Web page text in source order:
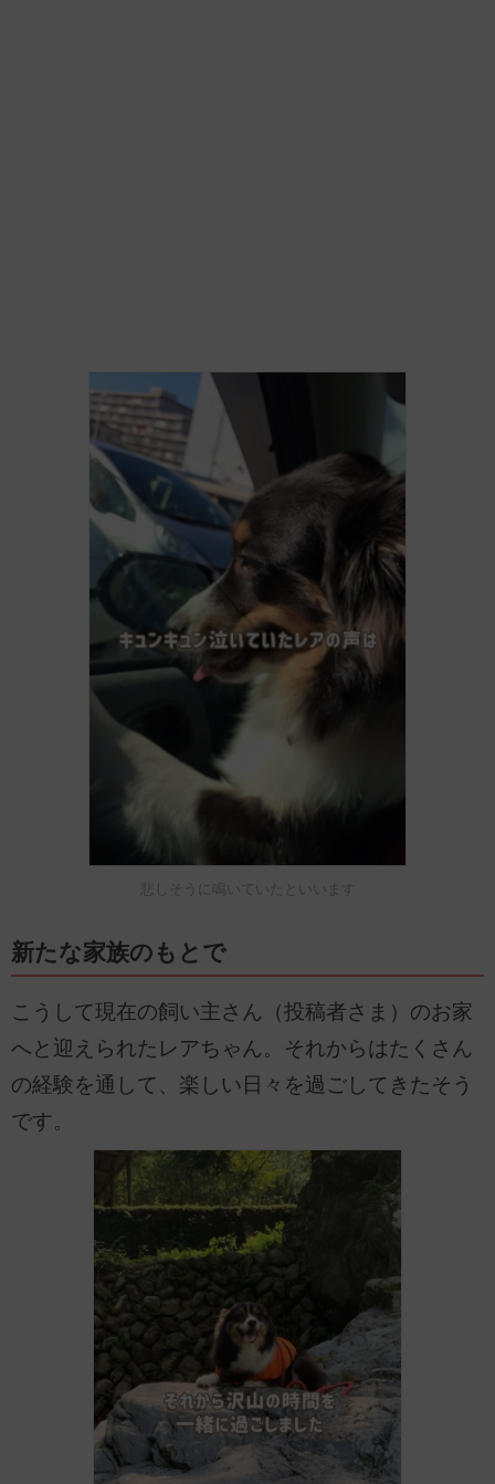
悲しそうに鳴いていたといいます
新たな家族のもとで
こうして現在の飼い主さん（投稿者さま）のお家
へと迎えられたレアちゃん。それからはたくさん
の経験を通して、楽しい日々を過ごしてきたそう
です。